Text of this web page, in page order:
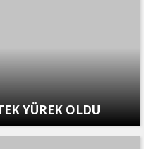
YÜREK OLDU